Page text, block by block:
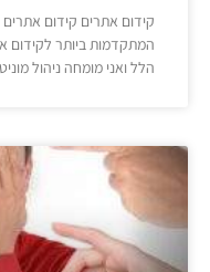
קידום אתרים קידום אתרים
המתקדמות ביותר לקידום
הלל ואני מומחה ניהול